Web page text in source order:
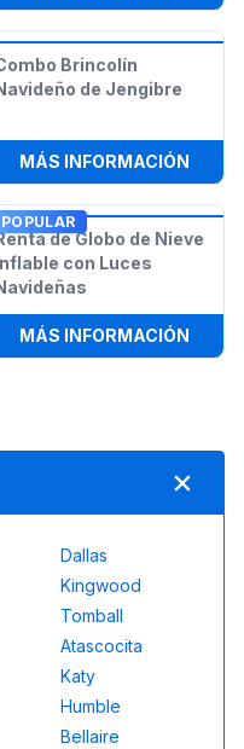
NAVIDAD 13 X 13
Brincolín
de Jengibre
MÁS INFORMACIÓN:
OBSTÁCULOS NAVIDAD
POPULAR
de Globo de Nieve
con Luces
MÁS INFORMACIÓN:
Dallas
Kingwood
Tomball
Atascocita
Katy
Humble
Bellaire